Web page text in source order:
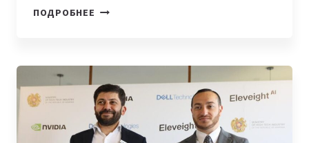
ПОДРОБНЕЕ В
ИСКУССТВЕННОГО
ИНТЕЛЛЕКТА
НОВОГО
ПОКОЛЕНИЯ